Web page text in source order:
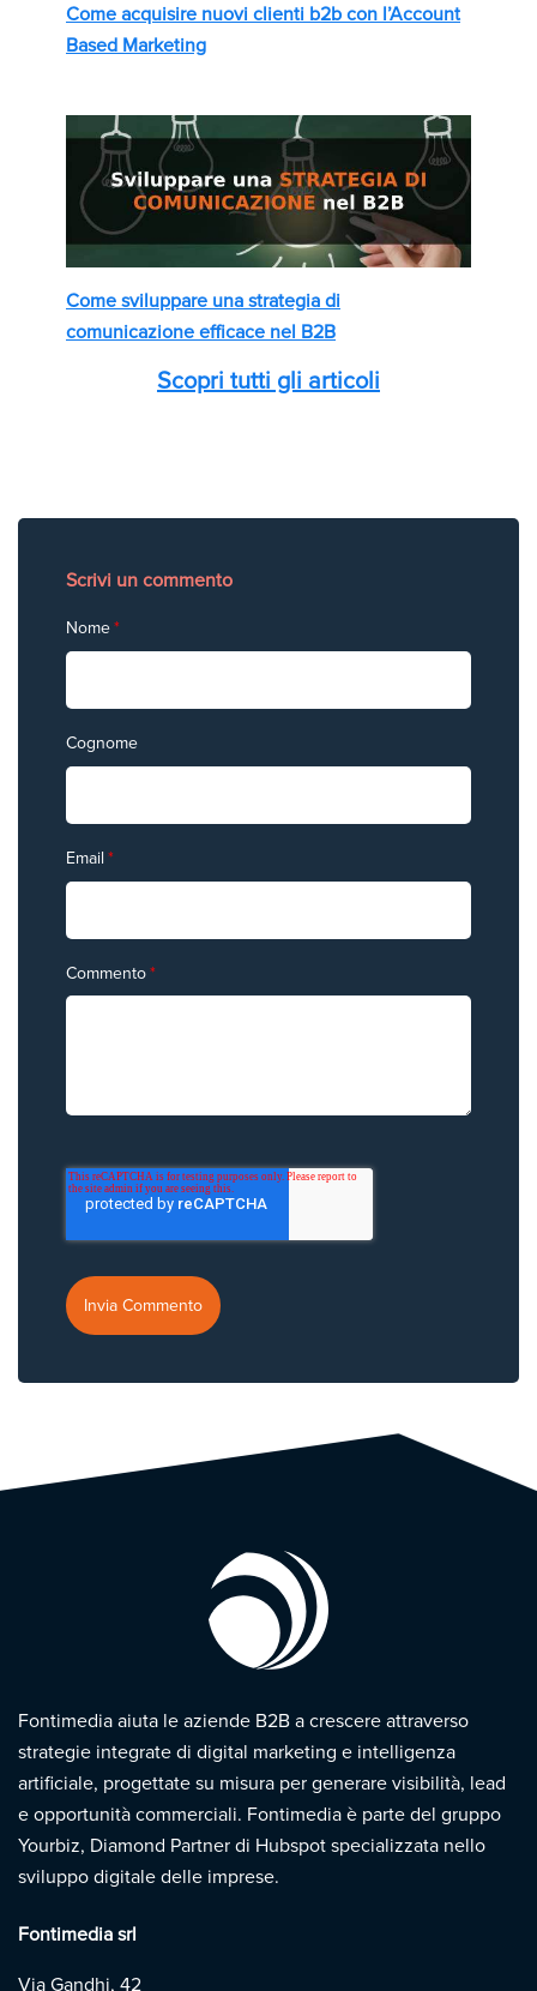
Come acquisire nuovi clienti b2b con l’Account
Based Marketing
Come sviluppare una strategia di
comunicazione efficace nel B2B
Scopri tutti gli articoli
Scrivi un commento
Nome*
Cognome
Email *
Commento*
Fontimedia aiuta le aziende B2B a crescere attraverso
strategie integrate di digital marketing e intelligenza
artificiale, progettate su misura per generare visibilità, lead
e opportunità commerciali. Fontimedia è parte del gruppo
Yourbiz, Diamond Partner di Hubspot specializzata nello
sviluppo digitale delle imprese.
Fontimedia srl
Via Gandhi, 42